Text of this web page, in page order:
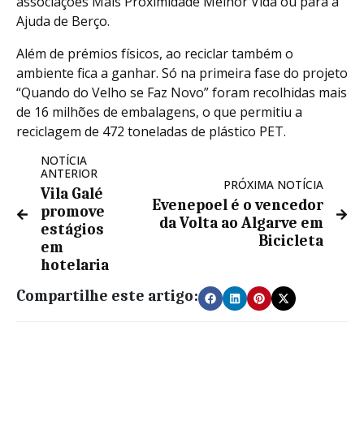
Ajuda de Berço.
Além de prémios físicos, ao reciclar também o
ambiente fica a ganhar. Só na primeira fase do projeto
“Quando do Velho se Faz Novo” foram recolhidas mais
de 16 milhões de embalagens, o que permitiu a
reciclagem de 472 toneladas de plástico PET.
NOTÍCIA
ANTERIOR
Vila Galé
promove
estágios
em
hotelaria
PRÓXIMA NOTÍCIA
Evenepoel é o vencedor
da Volta ao Algarve em
Bicicleta
Compartilhe este artigo: